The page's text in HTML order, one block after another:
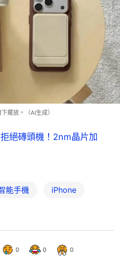
擺放。（AI生成）
絕磚頭機！2nm晶片加
能手機 iPhone
0 0 0